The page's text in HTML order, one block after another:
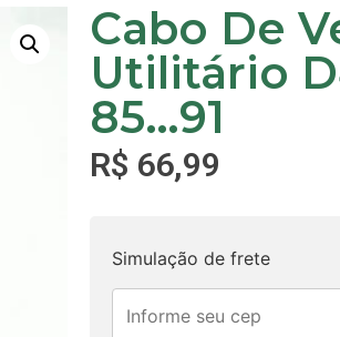
Cabo De
Utilitário
85…91
R$ 66,99
Simulação de frete